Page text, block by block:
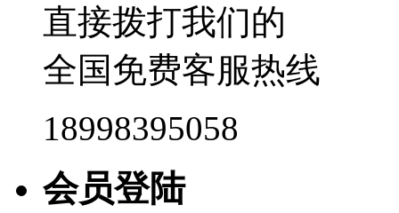
直接拨打我们的
全国免费客服热线
18998395058
会员登陆